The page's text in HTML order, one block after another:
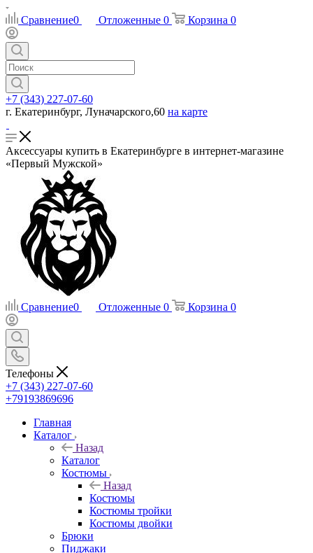
Сравнение0 Отложенные 0 Корзина 0
+7 (343) 227-07-60
г. Екатеринбург, Луначарского,60 на карте
Аксессуары купить в Екатеринбурге в интернет-магазине
«Первый Мужской»
Сравнение0 Отложенные 0 Корзина 0
Телефоны
+7 (343) 227-07-60
+79193869696
Главная
Каталог
Назад
Каталог
Костюмы
Назад
Костюмы
Костюмы тройки
Костюмы двойки
Брюки
Пиджаки